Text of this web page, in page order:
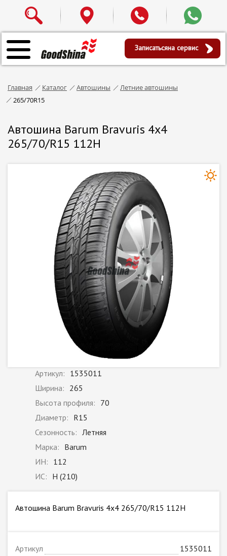
Записатьсяна сервис
Главная Каталог Автошины
Летние автошины
265/70R15
Автошина Barum Bravuris 4x4
265/70/R15 112H
Артикул: 1535011
Ширина: 265
Высота профиля: 70
Диаметр: R15
Сезонность: Летняя
Марка: Barum
ИН: 112
ИС: H (210)
Автошина Barum Bravuris 4x4 265/70/R15 112H
Артикул
1535011